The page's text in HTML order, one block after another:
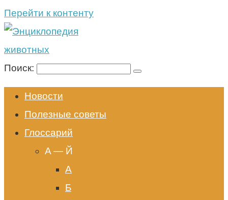
Перейти к контенту
Поиск:
Новости
Полезные советы
Глоссарий
A — Й
А
Б